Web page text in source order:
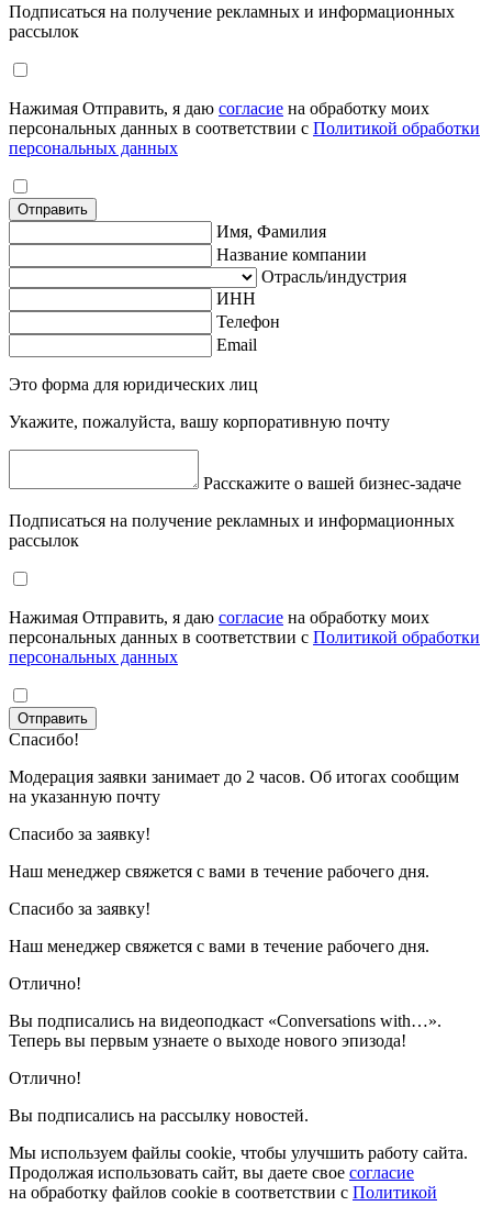
Подписаться на получение рекламных и информационных
рассылок
Нажимая Отправить, я даю согласие на обработку моих
персональных данных в соответствии с Политикой обработки
персональных данных
Отправить
Имя, Фамилия
Название компании
Отрасль/индустрия
ИНН
Телефон
Email
Это форма для юридических лиц
Укажите, пожалуйста, вашу корпоративную почту
Расскажите о вашей бизнес-задаче
Подписаться на получение рекламных и информационных
рассылок
Нажимая Отправить, я даю согласие на обработку моих
персональных данных в соответствии с Политикой обработки
персональных данных
Отправить
Спасибо!
Модерация заявки занимает до 2 часов. Об итогах сообщим
на указанную почту
Спасибо за заявку!
Наш менеджер свяжется с вами в течение рабочего дня.
Спасибо за заявку!
Наш менеджер свяжется с вами в течение рабочего дня.
Отлично!
Вы подписались на видеоподкаст «Conversations with…».
Теперь вы первым узнаете о выходе нового эпизода!
Отлично!
Вы подписались на рассылку новостей.
Мы используем файлы cookie, чтобы улучшить работу сайта.
Продолжая использовать сайт, вы даете свое согласие
на обработку файлов cookie в соответствии с Политикой